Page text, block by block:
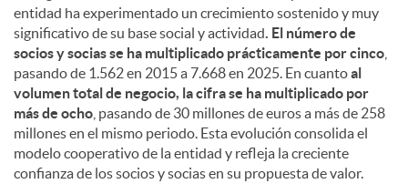
entidad ha experimentado un crecimiento sostenido y muy
significativo de su base social y actividad. El número de
socios y socias se ha multiplicado prácticamente por cinco
pasando de 1.562 en 2015 a 7.668 en 2025. En cuantoal
volumen total de negocio, la cifra se ha multiplicado por
más de ocho , pasando de 30 millones de euros a más de 258
millones en el mismo periodo. Esta evolución consolida el
modelo cooperativo de la entidad y refleja la creciente
confianza de los socios y socias en su propuesta de valor.